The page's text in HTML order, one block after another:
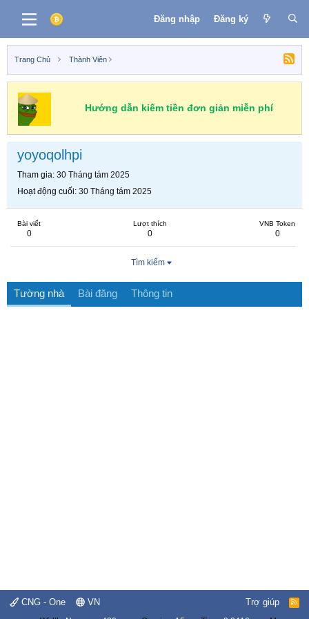
Đăng nhập Đăng ký
Trang Chủ Thành Viên
Hướng dẫn kiếm tiền đơn giản miễn phí
yoyoqolhpi
Tham gia 30 Tháng tám 2025
Hoạt động cuối 30 Tháng tám 2025
Bài viết
0
Lượt thích
0
VNB Token
0
Tìm kiếm
Tường nhà Bài đăng Thông tin
CNG - One VN Trợ giúp
R